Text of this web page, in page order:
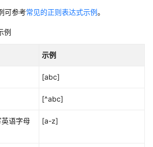
可参考常见的正则表达式示例。
例
示例
[abc]
[^abc]
语字母
[a-z]